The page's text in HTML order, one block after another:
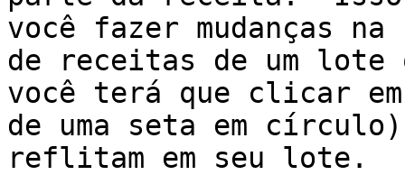
você fazer mudanças
de receitas de um lote
você terá que clicar em
de uma seta em
reflitam em seu lote.